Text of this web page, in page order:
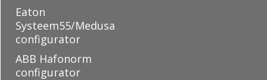
Eaton
Systeem55/Medusa
configurator
ABB Hafonorm
configurator